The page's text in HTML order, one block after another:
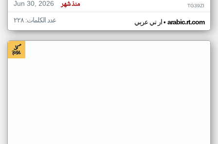
Jun 30, 2026
منذ شهر TG39ZI
ار تي عربي• arabic.rt.com عدد الكلمات: ٢٢٨